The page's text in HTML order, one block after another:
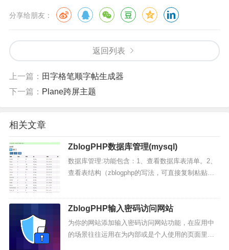
分享给朋友：
返回列表
上一篇： 田字格笔顺字帖生成器
下一篇： Plane跨屏主题
相关文章
ZblogPHP数据库管理(mysql)
数据库管理:功能包含：1、查看数据库表清单。2、
查看表结构（zblogphp的写法，可直接复制粘贴）
ZblogPHP输入密码访问网站
为你的网站添加输入密码访问网站功能，在应用中
的场景往往运用在为内部或是个人使用的页面里